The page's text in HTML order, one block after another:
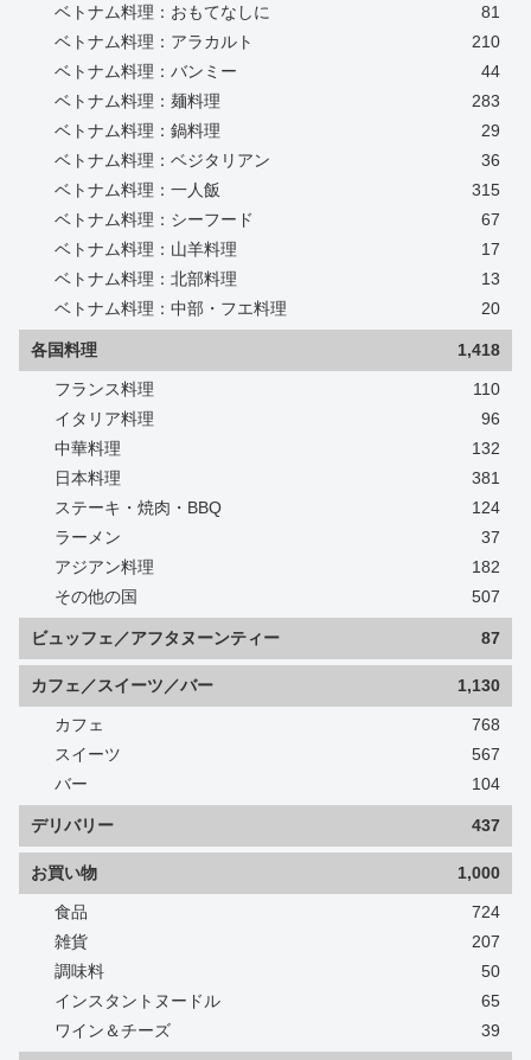
ベトナム料理：おもてなしに
81
ベトナム料理：アラカルト
210
ベトナム料理：バンミー
44
ベトナム料理：麺料理
283
ベトナム料理：鍋料理
29
ベトナム料理：ベジタリアン
36
ベトナム料理：一人飯
315
ベトナム料理：シーフード
67
ベトナム料理：山羊料理
17
ベトナム料理：北部料理
13
ベトナム料理：中部・フエ料理
20
各国料理 1,418
フランス料理
110
イタリア料理
96
中華料理
132
日本料理
381
ステーキ・焼肉・BBQ
124
ラーメン
37
アジアン料理
182
その他の国
507
ビュッフェ／アフタヌーンティー 87
カフェ／スイーツ／バー 1,130
カフェ
768
スイーツ
567
バー
104
デリバリー 437
お買い物 1,000
食品
724
雑貨
207
調味料
50
インスタントヌードル
65
ワイン＆チーズ
39